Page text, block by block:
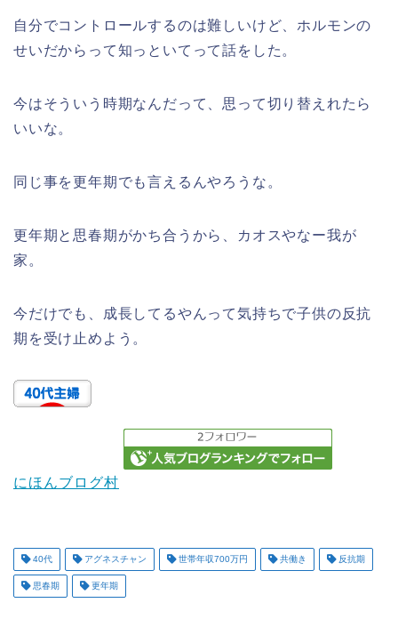
自分でコントロールするのは難しいけど、ホルモンの
せいだからって知っといてって話をした。
今はそういう時期なんだって、思って切り替えれたら
いいな。
同じ事を更年期でも言えるんやろうな。
更年期と思春期がかち合うから、カオスやなー我が
家。
今だけでも、成長してるやんって気持ちで子供の反抗
期を受け止めよう。
にほんブログ村
40代 アグネスチャン 世帯年収700万円 共働き 反抗期
思春期 更年期